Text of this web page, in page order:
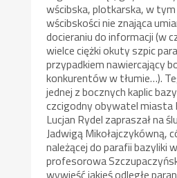
wścibska, plotkarska, w
wścibskości nie znająca
docieraniu do informacji (w
wielce ciężki okuty szpic
przypadkiem nawiercający
konkurentów w tłumie…).
jednej z bocznych kaplic
czcigodny obywatel miasta
Lucjan Rydel zapraszał na
Jadwigą Mikołajczykówną,
należącej do parafii bazyliki
profesorowa
wywieść jakieś odległe